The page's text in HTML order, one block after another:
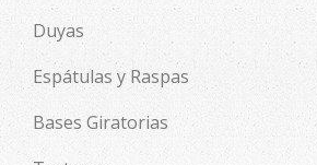
Duyas
Espátulas y Raspas
Bases Giratorias